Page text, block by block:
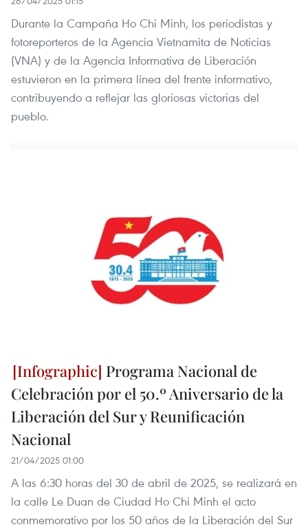
Durante la Campaña Ho Chi Minh, los periodistas y
fotoreporteros de la Agencia Vietnamita de Noticias
(VNA) y de la Agencia Informativa de Liberación
estuvieron en la primera línea del frente informativo,
contribuyendo a reflejar las gloriosas victorias del
pueblo.
Programa Nacional de
Celebración por el 50.º Aniversario de la
Liberación del Sur y Reunificación
Nacional
21/04/2025 01:00
A las 6:30 horas del 30 de abril de 2025, se realizará en
la calle Le Duan de Ciudad Ho Chi Minh el acto
conmemorativo por los 50 años de la Liberación del Sur